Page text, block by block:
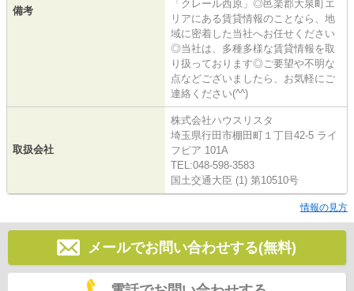
備考
「クレール西原」◎邑楽郡大泉町エ
リアにある賃貸情報のことなら、地
域に密着した当社へお任せください
◎当社は、多種多様な賃貸情報を取
り扱っております◎ご要望や不明な
点などございましたら、お気軽にご
連絡ください(^^)
取扱会社
株式会社ハウスリスタ
埼玉県行田市棚田町１丁目42-5 ライ
フピア 101A
TEL:048-598-3583
国土交通大臣 (1) 第10510号
情報の見方
メールでお問い合わせする(無料)